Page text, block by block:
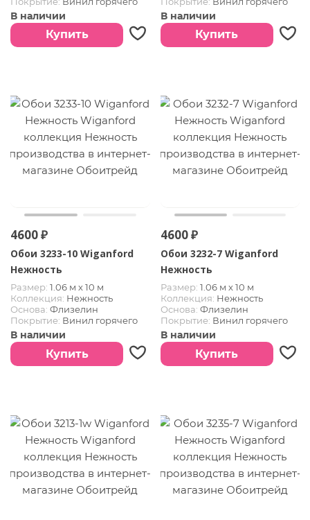
тиснения
В наличии
Купить
тиснения
В наличии
Купить
4600 ₽
Обои 3233-10 Wiganford
Нежность
Размер: 1.06 м х 10 м
Коллекция: Нежность
Основа: Флизелин
Покрытие: Винил горячего
тиснения
В наличии
Купить
4600 ₽
Обои 3232-7 Wiganford
Нежность
Размер: 1.06 м х 10 м
Коллекция: Нежность
Основа: Флизелин
Покрытие: Винил горячего
тиснения
В наличии
Купить